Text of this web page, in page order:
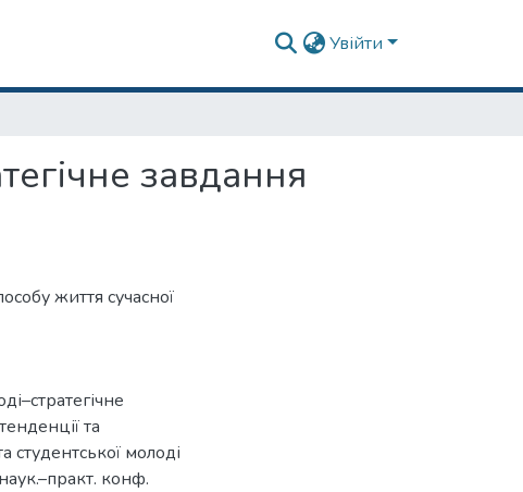
Увійти
завдання
життя сучасної
та
студентської молоді
конф.